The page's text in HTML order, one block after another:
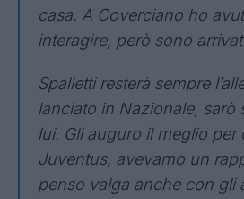
casa. A Coverciano ho
interagire, però sono
Spalletti resterà sempre
lanciato in Nazionale, sarò
lui. Gli auguro il meglio per
Juventus, avevamo un
penso valga anche con gli